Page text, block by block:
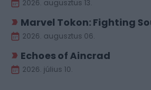
2026. augusztus 13.
Marvel Tokon: Fighting
2026. augusztus 06.
Echoes of Aincrad
2026. július 10.